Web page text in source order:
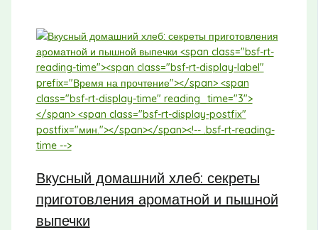
Вкусный домашний хлеб: секреты
приготовления ароматной и пышной
выпечки